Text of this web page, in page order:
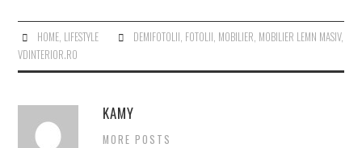
HOME, LIFESTYLE DEMIFOTOLII, FOTOLII, MOBILIER, MOBILIER LEMN MASIV,
VDINTERIOR.RO
KAMY
MORE POSTS